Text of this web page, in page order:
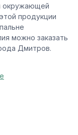
окружающей
продукции
можно заказать
Дмитров.